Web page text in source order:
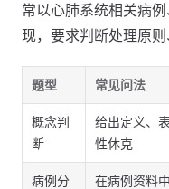
常以心肺系统相关病
现，要求判断处理原则
题型 常见问法
概念判
断
给出定义、
性休克
病例分
在病例资料